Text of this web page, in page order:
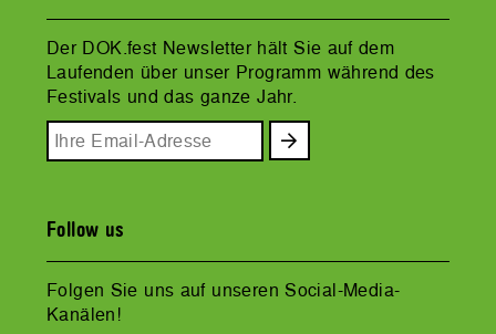
Der DOK.fest Newsletter hält Sie auf dem
Laufenden über unser Programm während des
Festivals und das ganze Jahr.
Follow us
Folgen Sie uns auf unseren Social-Media-
Kanälen!